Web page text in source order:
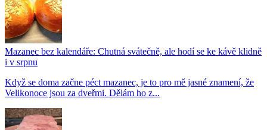
Mazanec bez kalendáře: Chutná svátečně, ale hodí se ke kávě klidně
i v srpnu
Když se doma začne péct mazanec, je to pro mě jasné znamení, že
Velikonoce jsou za dveřmi. Dělám ho z...